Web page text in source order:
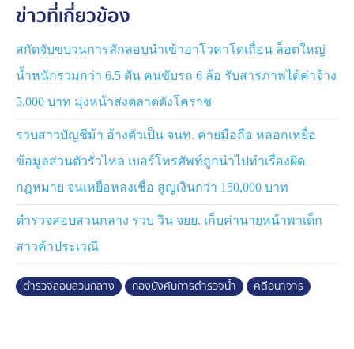
แสดงหมายจับ และทำการจับกุมดังกล่าว
จากการสอบถามข้อมูล ทราบว่า ผู้ต้องหาได้รู้จักผู้หญิงคน
หนึ่งผ่านช่องทาง IG ทราบข้อมูลว่าทำงานเป็นผู้ช่วย
ประมาณ 3 เดือน จึงนัดพบกัน โดยฝ่ายชายนัดเจอฝ่ายหญิง
ที่ จ.ชุมพร
วันเกิดเหตุพี่สาวของผู้หญิงคนดังกล่าวได้ขับรถไปส่งผู้เสีย
หายที่บริเวณศาลหลักเมืองชุมพร ผู้ต้องหามารับตัวผู้หญิง
เข้าไปที่บ้านพัก
หลังจากนั้นก็แยกย้ายกันไป ผู้ต้องหาอ้างว่าไม่มีความ
สภ.เมืองชุมพร ให้ดำเนินคดี กับผู้ต้องหา ว่า ผู้ต้องหาก่อเหตุ
ดังกล่าว เจ้าหน้าที่ชุดจับกุมตำรวจน้ำชุมพรได้นำตัวส่งศาล
ข่าวที่เกี่ยวข้อง
สกัดจับขบวนการลักลอบนำเข้าอาโวคาโดเถื่อน ล็อตใหญ่
น้ำหนักรวมกว่า 6.5 ตัน คนขับรถ 6 ล้อ รับสารภาพได้ค่าจ้าง
5,000 บาท มุ่งหน้าส่งตลาดดังโคราช
รวบสาวบัญชีม้า อ้างตัวเป็น จนท. ค่ายมือถือ หลอกเหยื่อ
ข้อมูลส่วนตัวรั่วไหล เบอร์โทรศัพท์ถูกนำไปทำเรื่องผิด
กฎหมาย จนเหยื่อหลงเชื่อ สูญเงินกว่า 150,000 บาท
ตำรวจสอบสวนกลาง รวบ วิน จยย. เก็บค่านายหน้าพาเด็ก
สาวค้าประเวณี
ตำรวจสอบสวนกลาง กองบังคับการตำรวจน้ำ คดีอนาจาร